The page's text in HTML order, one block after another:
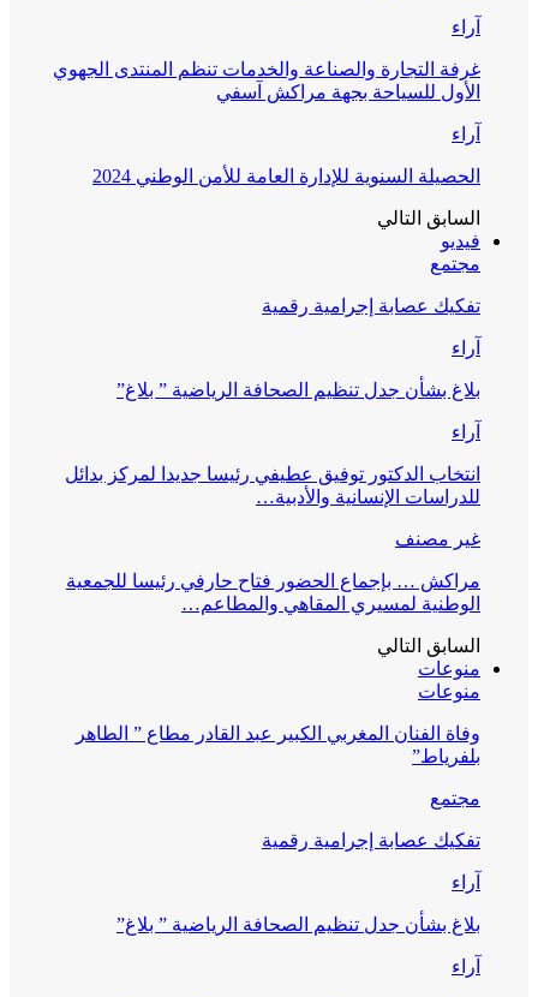
آراء
غرفة التجارة والصناعة والخدمات تنظم المنتدى الجهوي
الأول للسياحة بجهة مراكش آسفي
آراء
الحصيلة السنوية للإدارة العامة للأمن الوطني 2024
السابق التالي
فيديو
مجتمع
تفكيك عصابة إجرامية رقمية
آراء
بلاغ بشأن جدل تنظيم الصحافة الرياضية ” بلاغ”
آراء
انتخاب الدكتور توفيق عطيفي رئيسا جديدا لمركز بدائل
للدراسات الإنسانية والأدبية…
غير مصنف
مراكش … بإجماع الحضور فتاح حارفي رئيسا للجمعية
الوطنية لمسيري المقاهي والمطاعم…
السابق التالي
منوعات
منوعات
وفاة الفنان المغربي الكبير عبد القادر مطاع ” الطاهر
بلفرياط”
مجتمع
تفكيك عصابة إجرامية رقمية
آراء
بلاغ بشأن جدل تنظيم الصحافة الرياضية ” بلاغ”
آراء